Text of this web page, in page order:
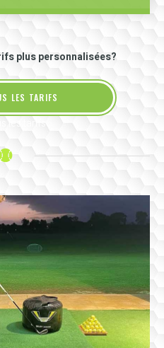
plus personnalisées?
LES TARIFS